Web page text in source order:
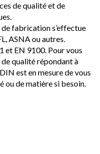
de qualité et de
de fabrication s’effectue
ASNA ou autres.
et EN 9100. Pour vous
qualité répondant à
est en mesure de vous
de matière si besoin.